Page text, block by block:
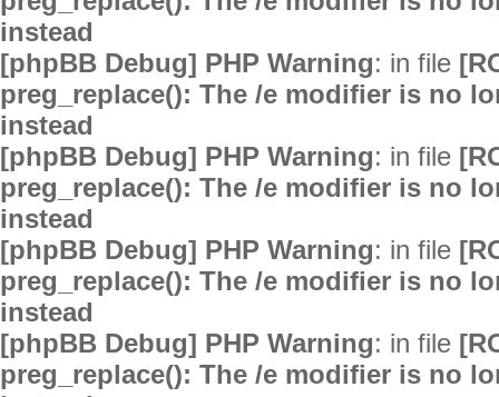
instead
[phpBB Debug] PHP Warning: in file
preg_replace(): The /e modifier is no
instead
[phpBB Debug] PHP Warning: in file
preg_replace(): The /e modifier is no
instead
[phpBB Debug] PHP Warning: in file
preg_replace(): The /e modifier is no
instead
[phpBB Debug] PHP Warning: in file
preg_replace(): The /e modifier is no